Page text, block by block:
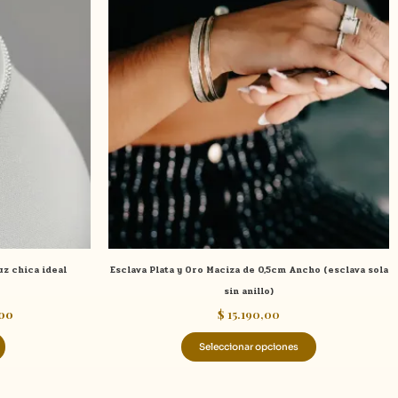
chica ideal
Esclava Plata y Oro Maciza de 0,5cm Ancho (esclava sola
sin anillo)
$ 15.190,00
Seleccionar opciones
tiene
múltiples
variantes.
Las
opciones
en
de
producto